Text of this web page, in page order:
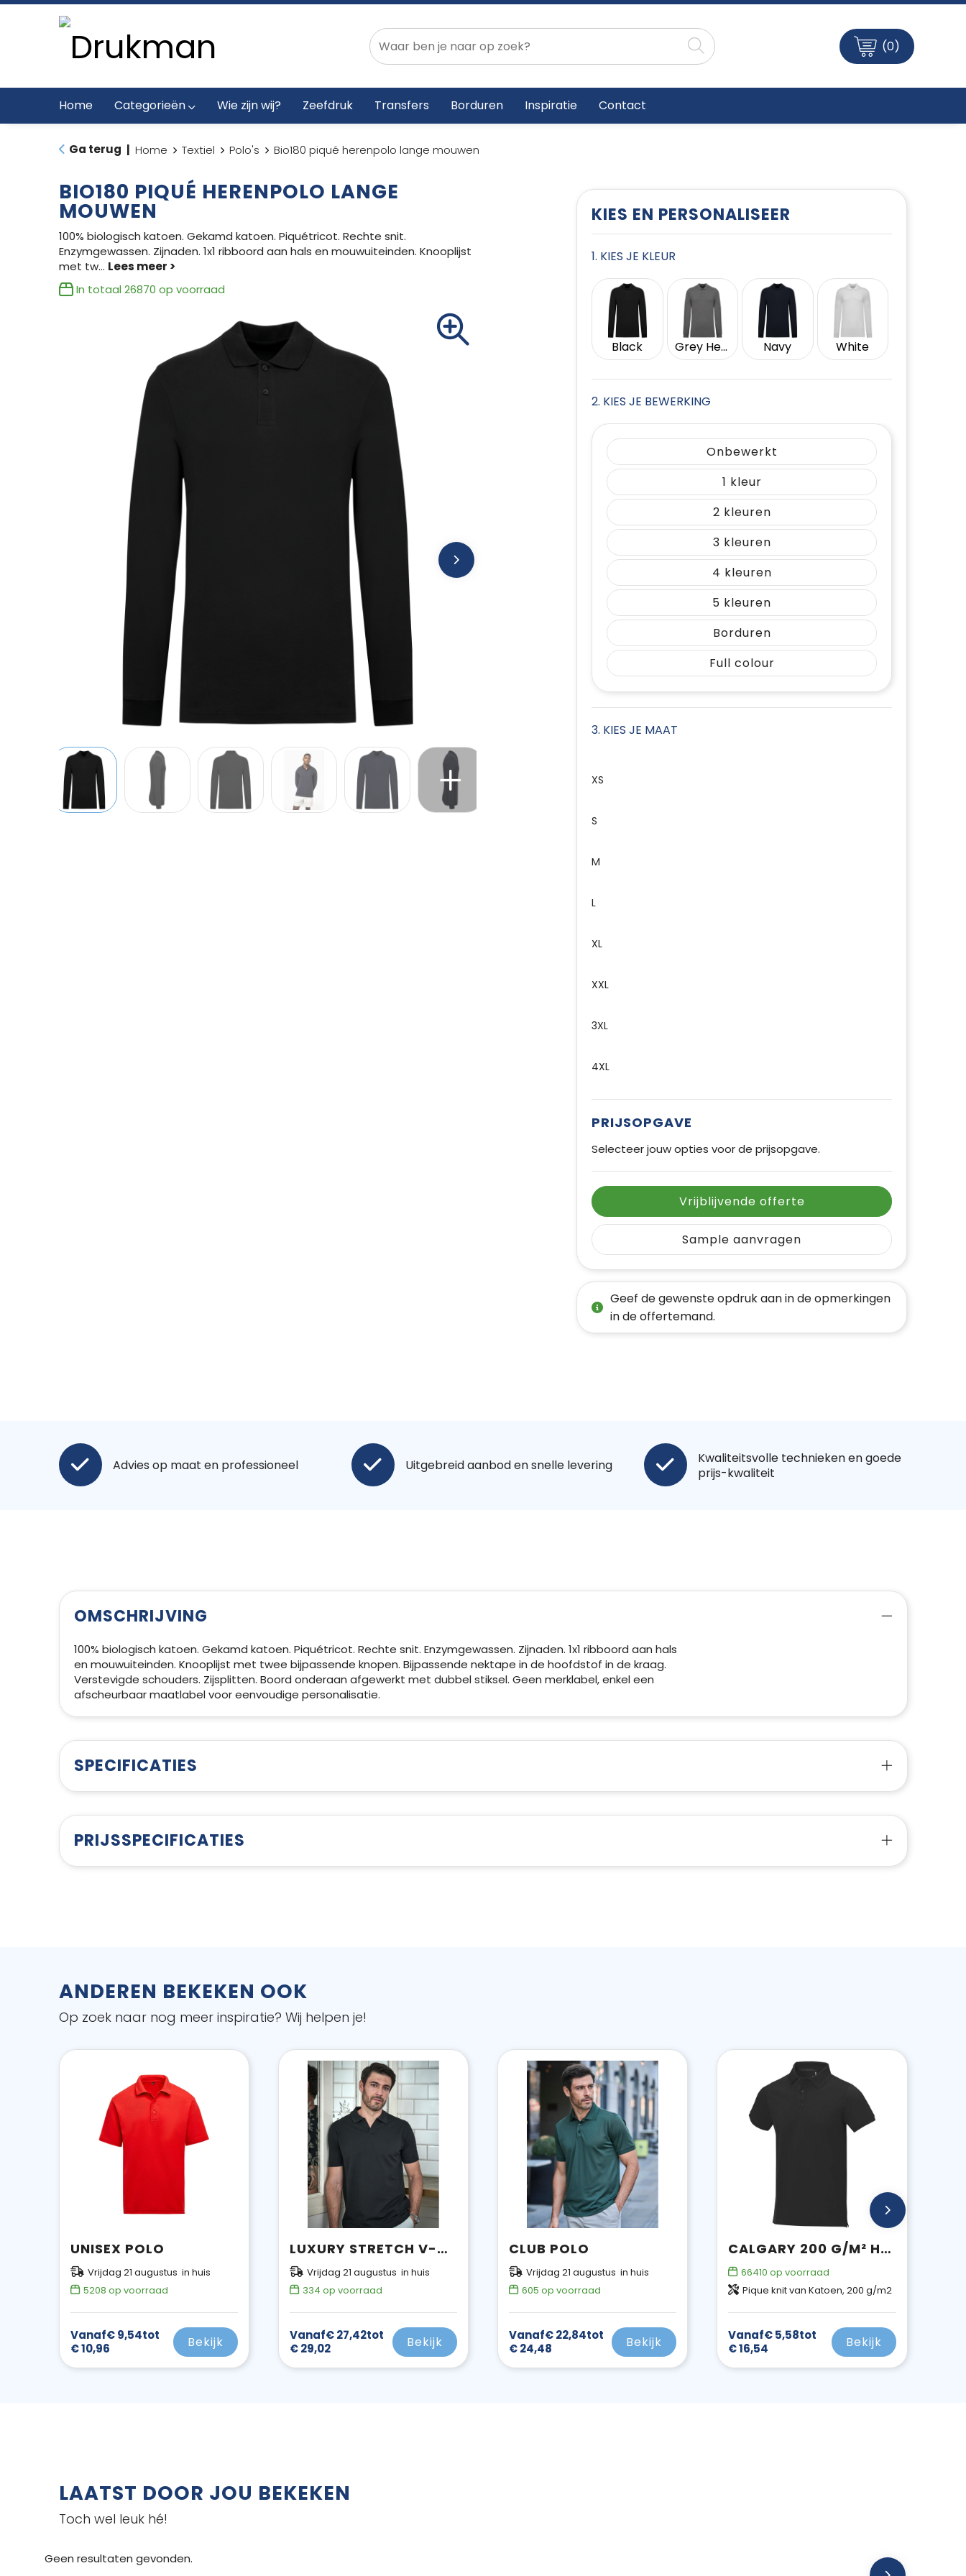
(0)
Home Categorieën Wie zijn wij? Zeefdruk Transfers Borduren Inspiratie Contact
Ga terug Home Textiel Polo's Bio180 piqué herenpolo lange mouwen
BIO180 PIQUÉ HERENPOLO LANGE
MOUWEN
100% biologisch katoen. Gekamd katoen. Piquétricot. Rechte snit.
Enzymgewassen. Zijnaden. 1x1 ribboord aan hals en mouwuiteinden. Knooplijst
met tw...
In totaal 26870 op voorraad
KIES EN PERSONALISEER
1. KIES JE KLEUR
Black Grey Heather Navy White
2. KIES JE BEWERKING
Onbewerkt
1
2
3
4
5
Borduren
Full colour
3. KIES JE MAAT
XS
S
M
L
XL
XXL
3XL
4XL
PRIJSOPGAVE
Selecteer jouw opties voor de prijsopgave.
Vrijblijvende offerte
Sample aanvragen
Geef de gewenste opdruk aan in de opmerkingen
in de offertemand.
Advies op maat en professioneel Uitgebreid aanbod en snelle levering
Kwaliteitsvolle technieken en goede
prijs-kwaliteit
OMSCHRIJVING
100% biologisch katoen. Gekamd katoen. Piquétricot. Rechte snit. Enzymgewassen. Zijnaden. 1x1 ribboord aan hals
en mouwuiteinden. Knooplijst met twee bijpassende knopen. Bijpassende nektape in de hoofdstof in de kraag.
Verstevigde schouders. Zijsplitten. Boord onderaan afgewerkt met dubbel stiksel. Geen merklabel, enkel een
afscheurbaar maatlabel voor eenvoudige personalisatie.
SPECIFICATIES
PRIJSSPECIFICATIES
ANDEREN BEKEKEN OOK
Op zoek naar nog meer inspiratie? Wij helpen je!
UNISEX POLO
Vrijdag 21 augustus in huis
5208 op voorraad
Vanaf€ 9,54tot
€ 10,96
Bekijk
LUXURY STRETCH V-NECK POLO
Vrijdag 21 augustus in huis
334 op voorraad
Vanaf€ 27,42tot
€ 29,02
Bekijk
CLUB POLO
Vrijdag 21 augustus in huis
605 op voorraad
Vanaf€ 22,84tot
€ 24,48
Bekijk
CALGARY 200 G/M² HERENPOLO MET KORTE MOUWEN
66410 op voorraad
Pique knit van Katoen, 200 g/m2
Vanaf€ 5,58tot
€ 16,54
Bekijk
LAATST DOOR JOU BEKEKEN
Toch wel leuk hé!
Geen resultaten gevonden.